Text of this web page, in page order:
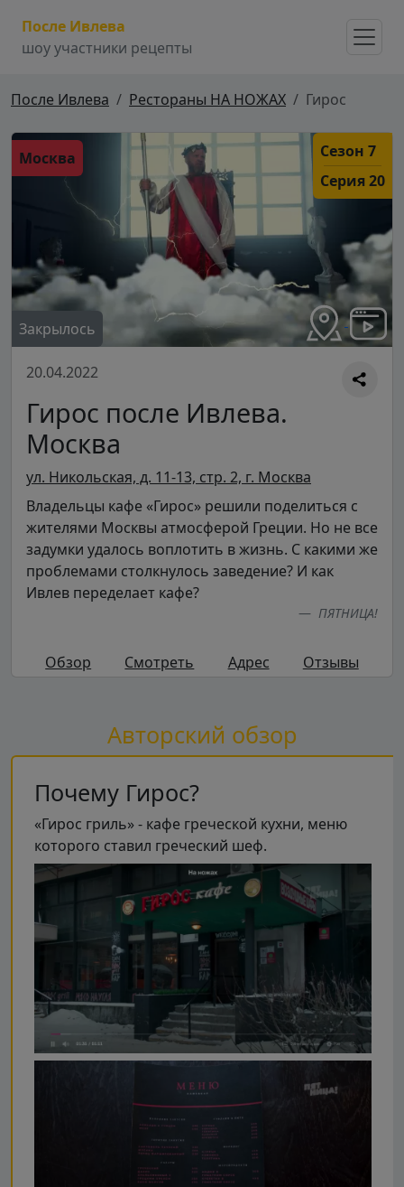
После Ивлева
шоу участники рецепты
После Ивлева Рестораны НА НОЖАХ Гирос
Москва
Сезон 7
Серия 20
Закрылось
20.04.2022
Гирос после Ивлева.
Москва
ул. Никольская, д. 11-13, стр. 2, г. Москва
Владельцы кафе «Гирос» решили поделиться с
жителями Москвы атмосферой Греции. Но не все
задумки удалось воплотить в жизнь. С какими же
проблемами столкнулось заведение? И как
Ивлев переделает кафе?
ПЯТНИЦА!
Обзор Смотреть Адрес Отзывы
Авторский обзор
Почему Гирос?
«Гирос гриль» - кафе греческой кухни, меню
которого ставил греческий шеф.